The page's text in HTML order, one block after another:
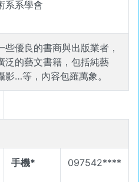
系系學會
些優良的書商與出版業者，
泛的藝文書籍，包括純藝
影…等，內容包羅萬象。
手機* 097542****